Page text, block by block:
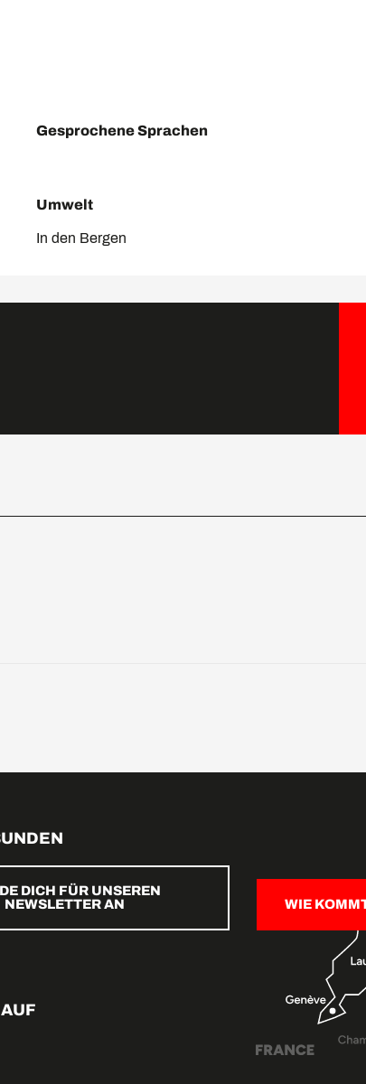
Gesprochene Sprachen
Gesprochene Sprachen
Umwelt
Umwelt
In den Bergen
DICH FÜR UNSEREN
NEWSLETTER AN
WIE